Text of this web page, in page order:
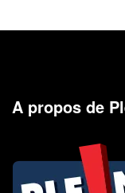
A propos de